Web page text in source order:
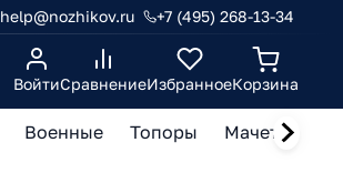
help@nozhikov.ru +7 (495) 268-13-34
ВойтиСравнениеИзбранноеКорзина
Военные Топоры Мачете,